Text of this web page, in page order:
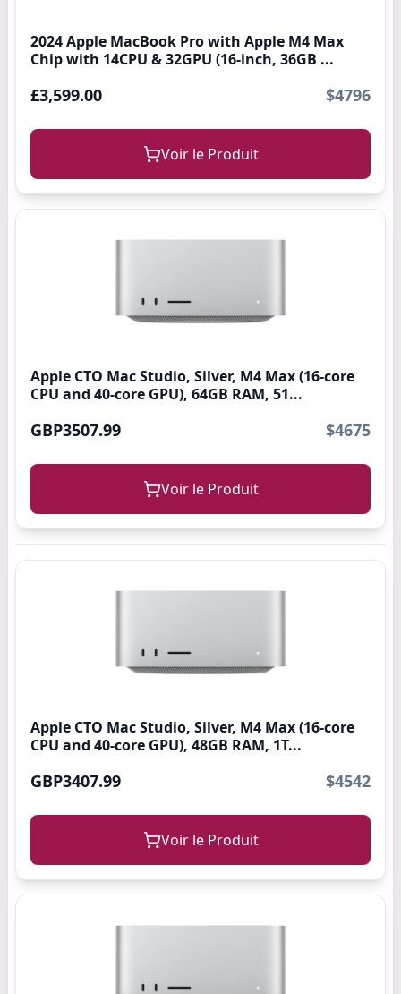
2024 Apple MacBook Pro with Apple M4 Max
Chip with 14CPU & 32GPU (16-inch, 36GB ...
£3,599.00 $4796
Voir le Produit
Apple CTO Mac Studio, Silver, M4 Max (16-core
CPU and 40-core GPU), 64GB RAM, 51...
GBP3507.99 $4675
Voir le Produit
Apple CTO Mac Studio, Silver, M4 Max (16-core
CPU and 40-core GPU), 48GB RAM, 1T...
GBP3407.99 $4542
Voir le Produit